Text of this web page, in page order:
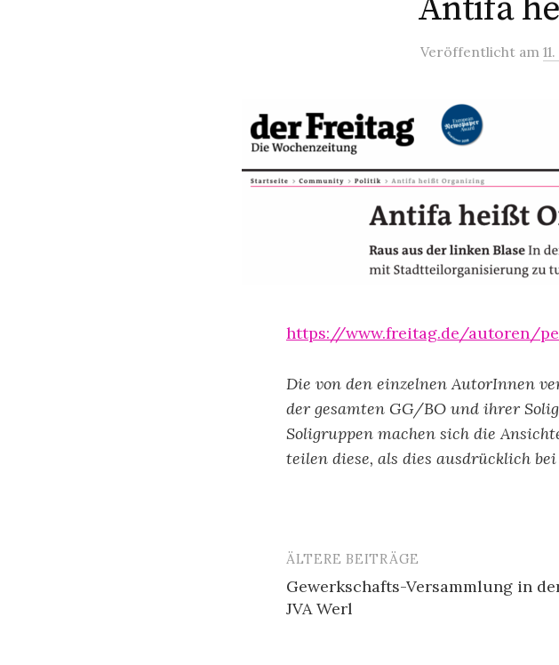
Antifa
Veröffentlicht am
https://www.freitag.de/autoren/
Die von den einzelnen AutorInnen
der gesamten GG/BO und ihrer
Soligruppen machen sich die
teilen diese, als dies ausdrücklich
Beitragsnavigation
ÄLTERE BEITRÄGE
Gewerkschafts-Versammlung in
JVA Werl